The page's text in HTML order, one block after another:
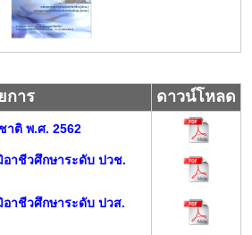
การ ดาวน์โหลด
ติ พ.ศ. 2562
าชีวศึกษาระดับ ปวช.
าชีวศึกษาระดับ ปวส.